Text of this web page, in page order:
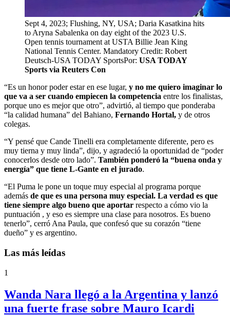
Sept 4, 2023; Flushing, NY, USA; Daria Kasatkina hits
to Aryna Sabalenka on day eight of the 2023 U.S.
Open tennis tournament at USTA Billie Jean King
National Tennis Center. Mandatory Credit: Robert
Deutsch-USA TODAY SportsPor: USA TODAY
Sports via Reuters Con
“Es un honor poder estar en ese lugar, y no me quiero imaginar lo
que va a ser cuando empiecen la competencia entre los finalistas,
porque uno es mejor que otro”, advirtió, al tiempo que ponderaba
“la calidad humana” del Bahiano, Fernando Hortal, y de otros
colegas.
“Y pensé que Cande Tinelli era completamente diferente, pero es
muy tierna y muy linda”, dijo, y agradeció la oportunidad de “poder
conocerlos desde otro lado”. También ponderó la “buena onda y
energía” que tiene L-Gante en el jurado.
“El Puma le pone un toque muy especial al programa porque
además de que es una persona muy especial. La verdad es que
tiene siempre algo bueno que aportar respecto a cómo vio la
puntuación , y eso es siempre una clase para nosotros. Es bueno
tenerlo”, cerró Ana Paula, que confesó que su corazón “tiene
dueño” y es argentino.
Las más leídas
1
Wanda Nara llegó a la Argentina y lanzó
una fuerte frase sobre Mauro Icardi